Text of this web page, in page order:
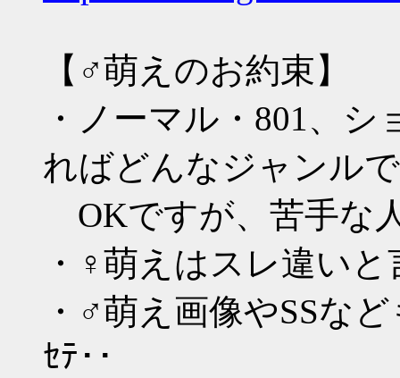
【♂萌えのお約束】
・ノーマル・801、
ればどんなジャンル
OKですが、苦手な
・♀萌えはスレ違い
・♂萌え画像やSSな
ｾﾃ･･